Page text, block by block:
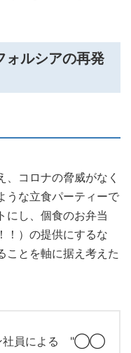
ォルシアの再発
コロナの脅威がなく
うな立食パーティーで
にし、個食のお弁当
！）の提供にするな
ことを軸に据え考えた
社員による "◯◯